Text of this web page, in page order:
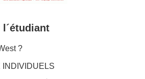
?
INDIVIDUELS